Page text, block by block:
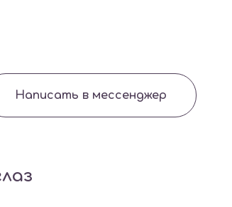
Написать в мессенджер